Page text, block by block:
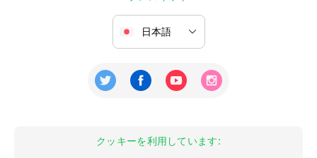
クッキーを利用しています: